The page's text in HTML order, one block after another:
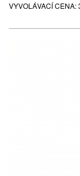
VYVOLÁVACÍ CENA: